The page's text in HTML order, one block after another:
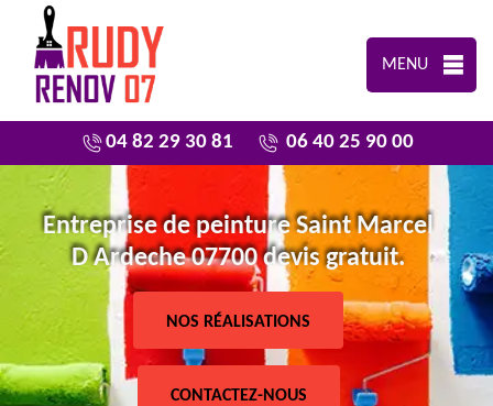
MENU
04 82 29 30 81 06 40 25 90 00
Entreprise de peinture Saint Marcel
D Ardeche 07700 devis gratuit.
NOS RÉALISATIONS
CONTACTEZ-NOUS